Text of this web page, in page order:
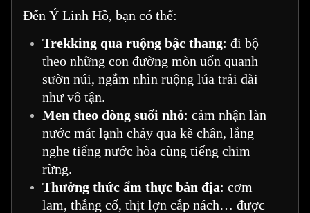
Đến Ý Linh Hồ, bạn có thể:
Trekking qua ruộng bậc thang: đi bộ
theo những con đường mòn uốn quanh
sườn núi, ngắm nhìn ruộng lúa trải dài
như vô tận.
Men theo dòng suối nhỏ: cảm nhận làn
nước mát lạnh chảy qua kẽ chân, lắng
nghe tiếng nước hòa cùng tiếng chim
rừng.
Thưởng thức ẩm thực bản địa: cơm
lam, thắng cố, thịt lợn cắp nách… được